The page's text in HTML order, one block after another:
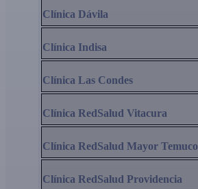
Clínica Dávila
Clínica Indisa
Clínica Las Condes
Clínica RedSalud Vitacura
Clínica RedSalud Mayor Temuco
Clínica RedSalud Providencia